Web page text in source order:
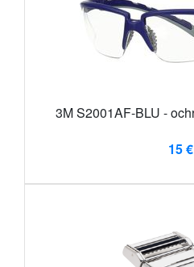
3M S2001AF-BLU -
15 €